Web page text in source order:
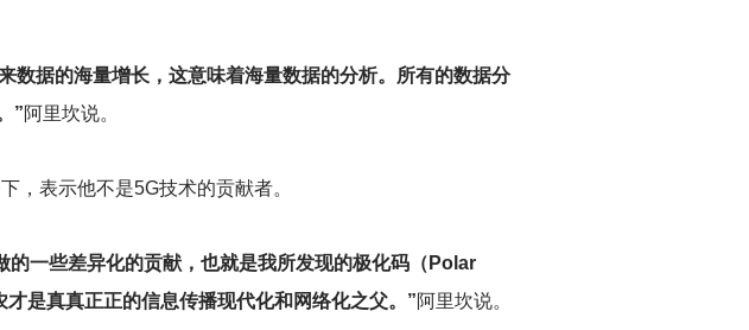
数据的海量增长，这意味着海量数据的分析。所有的数据分
”阿里坎说。
，表示他不是5G技术的贡献者。
一些差异化的贡献，也就是我所发现的极化码（Polar
是真真正正的信息传播现代化和网络化之父。”阿里坎说。